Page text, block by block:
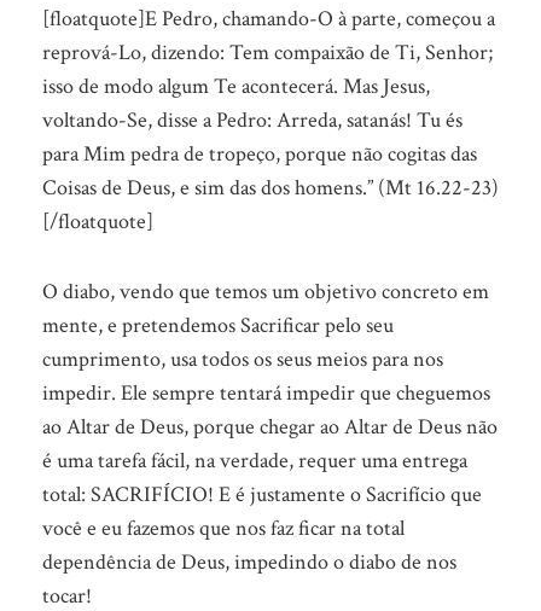
[floatquote]E Pedro, chamando-O à parte, começou a
reprová-Lo, dizendo: Tem compaixão de Ti, Senhor;
isso de modo algum Te acontecerá. Mas Jesus,
voltando-Se, disse a Pedro: Arreda, satanás! Tu és
para Mim pedra de tropeço, porque não cogitas das
Coisas de Deus, e sim das dos homens.” (Mt 16.22-23)
[/floatquote]
O diabo, vendo que temos um objetivo concreto em
mente, e pretendemos Sacrificar pelo seu
cumprimento, usa todos os seus meios para nos
impedir. Ele sempre tentará impedir que cheguemos
ao Altar de Deus, porque chegar ao Altar de Deus não
é uma tarefa fácil, na verdade, requer uma entrega
total: SACRIFÍCIO! E é justamente o Sacrifício que
você e eu fazemos que nos faz ficar na total
dependência de Deus, impedindo o diabo de nos
tocar!